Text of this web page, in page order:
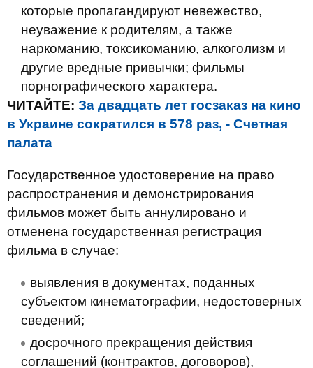
которые пропагандируют невежество,
неуважение к родителям, а также
наркоманию, токсикоманию, алкоголизм и
другие вредные привычки; фильмы
порнографического характера.
ЧИТАЙТЕ: За двадцать лет госзаказ на кино
в Украине сократился в 578 раз, - Счетная
палата
Государственное удостоверение на право
распространения и демонстрирования
фильмов может быть аннулировано и
отменена государственная регистрация
фильма в случае:
выявления в документах, поданных
субъектом кинематографии, недостоверных
сведений;
досрочного прекращения действия
соглашений (контрактов, договоров),